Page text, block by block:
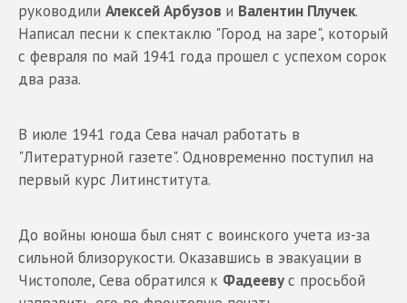
руководили Алексей Арбузов и Валентин Плучек.
Написал песни к спектаклю "Город на заре", который
с февраля по май 1941 года прошел с успехом сорок
два раза.
В июле 1941 года Сева начал работать в
"Литературной газете". Одновременно поступил на
первый курс Литинститута.
До войны юноша был снят с воинского учета из-за
сильной близорукости. Оказавшись в эвакуации в
Чистополе, Сева обратился к Фадеевус просьбой